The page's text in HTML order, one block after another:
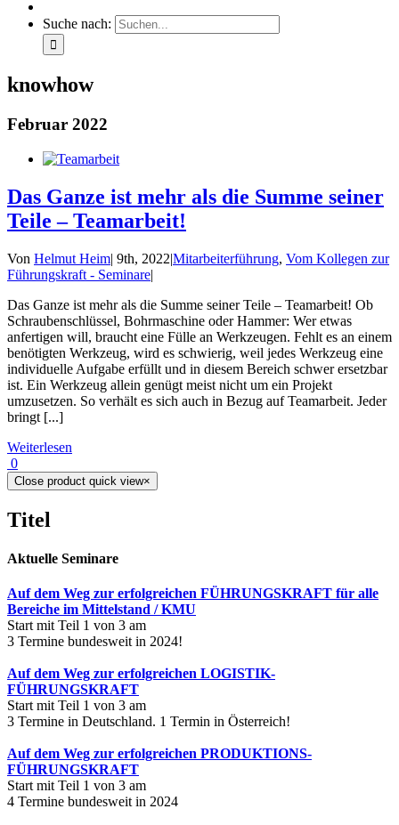
Suche nach:
knowhow
Februar 2022
Das Ganze ist mehr als die Summe seiner
Teile – Teamarbeit!
Von Helmut Heim| 9th, 2022|Mitarbeiterführung, Vom Kollegen zur
Führungskraft - Seminare|
Das Ganze ist mehr als die Summe seiner Teile – Teamarbeit! Ob
Schraubenschlüssel, Bohrmaschine oder Hammer: Wer etwas
anfertigen will, braucht eine Fülle an Werkzeugen. Fehlt es an einem
benötigten Werkzeug, wird es schwierig, weil jedes Werkzeug eine
individuelle Aufgabe erfüllt und in diesem Bereich schwer ersetzbar
ist. Ein Werkzeug allein genügt meist nicht um ein Projekt
umzusetzen. So verhält es sich auch in Bezug auf Teamarbeit. Jeder
bringt [...]
Weiterlesen
0
Close product quick view×
Titel
Aktuelle Seminare
Auf dem Weg zur erfolgreichen FÜHRUNGSKRAFT für alle
Bereiche im Mittelstand / KMU
Start mit Teil 1 von 3 am
3 Termine bundesweit in 2024!
Auf dem Weg zur erfolgreichen LOGISTIK-
FÜHRUNGSKRAFT
Start mit Teil 1 von 3 am
3 Termine in Deutschland. 1 Termin in Österreich!
Auf dem Weg zur erfolgreichen PRODUKTIONS-
FÜHRUNGSKRAFT
Start mit Teil 1 von 3 am
4 Termine bundesweit in 2024